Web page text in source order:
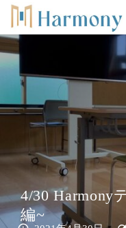
4/30 Harmony
編~